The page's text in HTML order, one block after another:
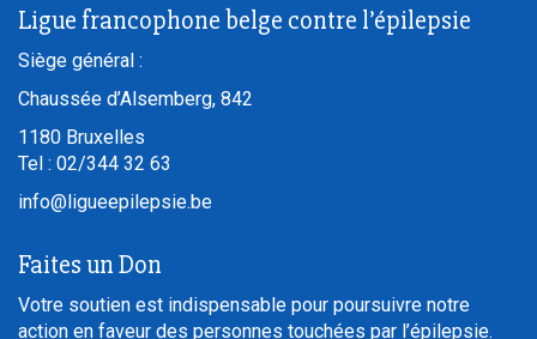
Ligue francophone belge contre l’épilepsie
Siège général :
Chaussée d’Alsemberg, 842
1180 Bruxelles
Tel : 02/344 32 63
info@ligueepilepsie.be
Faites un Don
Votre soutien est indispensable pour poursuivre notre
action en faveur des personnes touchées par l’épilepsie.